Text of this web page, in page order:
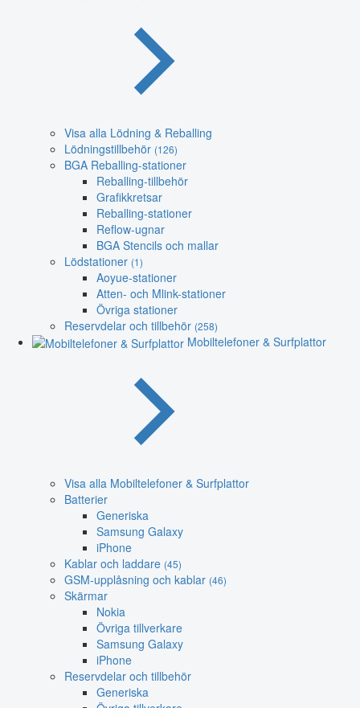
Visa alla Lödning & Reballing
Lödningstillbehör (126)
BGA Reballing-stationer
Reballing-tillbehör
Grafikkretsar
Reballing-stationer
Reflow-ugnar
BGA Stencils och mallar
Lödstationer (1)
Aoyue-stationer
Atten- och Mlink-stationer
Övriga stationer
Reservdelar och tillbehör (258)
Mobiltelefoner & Surfplattor
Visa alla Mobiltelefoner & Surfplattor
Batterier
Generiska
Samsung Galaxy
iPhone
Kablar och laddare (45)
GSM-upplåsning och kablar (46)
Skärmar
Nokia
Övriga tillverkare
Samsung Galaxy
iPhone
Reservdelar och tillbehör
Generiska